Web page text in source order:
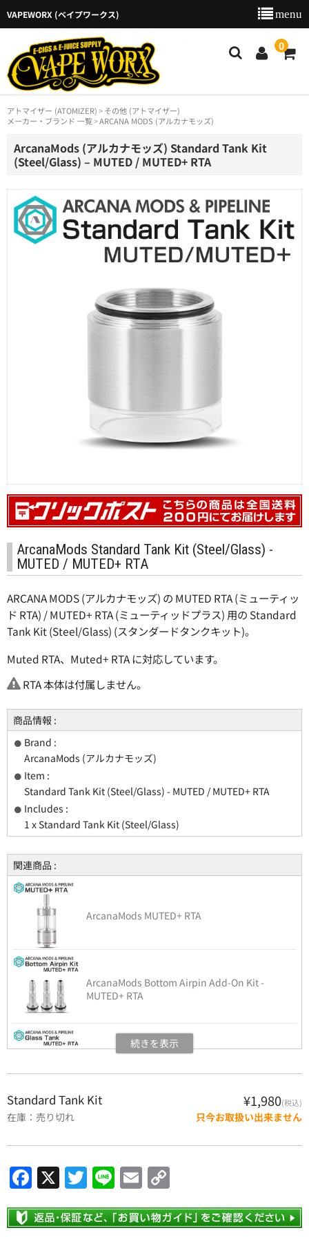
VAPEWORX (ベイプワークス)
0
新着商品
商品カテゴリー
ご利用ガイド
特定商取引法に基づく表示
店舗のご案内
アトマイザー (ATOMIZER)
その他 (アトマイザー)
メーカー・ブランド 一覧
ARCANA MODS (アルカナモッズ)
ArcanaMods (アルカナモッズ) Standard Tank Kit
(Steel/Glass) – MUTED / MUTED+ RTA
ArcanaMods Standard Tank Kit (Steel/Glass) -
MUTED / MUTED+ RTA
ARCANA MODS (アルカナモッズ) の MUTED RTA (ミューティッ
ド RTA) / MUTED+ RTA (ミューティッドプラス) 用の Standard
Tank Kit (Steel/Glass) (スタンダードタンクキット)。
Muted RTA、Muted+ RTA に対応しています。
RTA 本体は付属しません。
商品情報 :
Brand :
ArcanaMods (アルカナモッズ)
Item :
Standard Tank Kit (Steel/Glass) - MUTED / MUTED+ RTA
Includes :
1 x Standard Tank Kit (Steel/Glass)
関連商品 :
ArcanaMods MUTED+ RTA
ArcanaMods Bottom Airpin Add-On Kit -
MUTED+ RTA
ArcanaMods Base - MUTED / MUTED+ RTA
Standard Tank Kit ¥1,980(税込)
在庫：売り切れ 只今お取扱い出来ません
F
a
c
X T
w
itt
Li
n
e
E
m
ai
o
p